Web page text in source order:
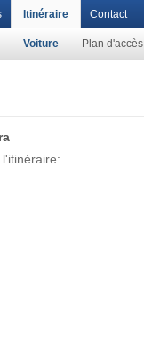
Itinéraire
Voiture Plan d'accès
Contact